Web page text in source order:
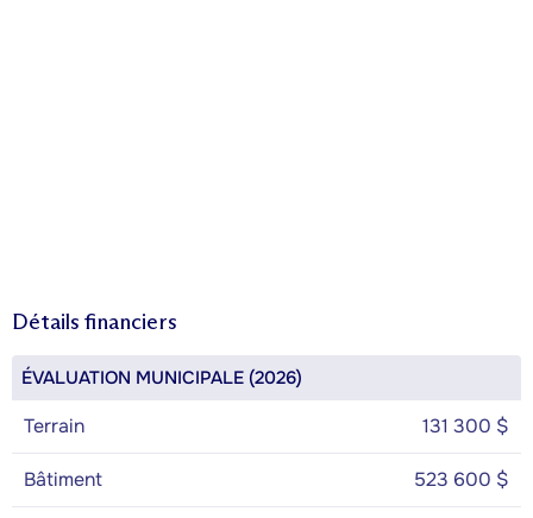
Détails financiers
ÉVALUATION MUNICIPALE (2026)
Terrain 131 300 $
Bâtiment 523 600 $